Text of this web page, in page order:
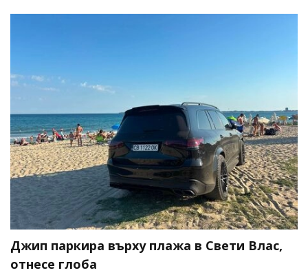
Джип паркира върху плажа в Свети Влас,
отнесе глоба